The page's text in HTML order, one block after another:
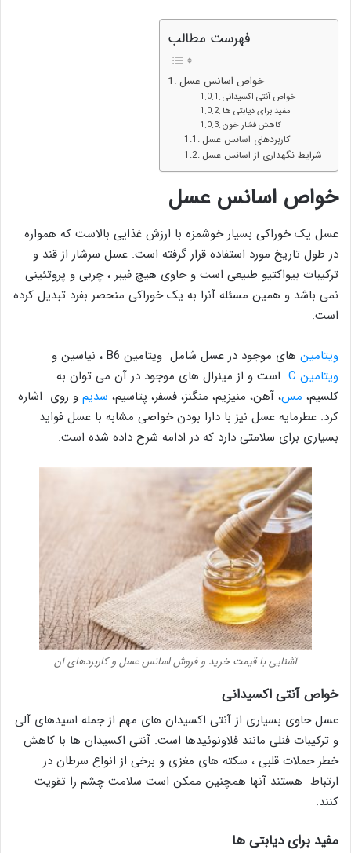
فهرست مطالب
خواص اسانس عسل
خواص آنتی اکسیدانی
مفید برای دیابتی ها
کاهش فشار خون
کاربردهای اسانس عسل
شرایط نگهداری از اسانس عسل
خواص اسانس عسل
عسل یک خوراکی بسیار خوشمزه با ارزش غذایی بالاست که همواره
در طول تاریخ مورد استفاده قرار گرفته است. عسل سرشار از قند و
ترکیبات بیواکتیو طبیعی است و حاوی هیچ فیبر ، چربی و پروتئینی
نمی باشد و همین مسئله آنرا به یک خوراکی منحصر بفرد تبدیل کرده
است.
ویتامین ‌ های موجود در عسل شامل ویتامین B6 ، نیاسین و
ویتامین C
است و از مینرال های موجود در آن می توان به
کلسیم، مس، آهن، منیزیم، منگنز، فسفر، پتاسیم، سدیم و روی اشاره
کرد. عطرمایه عسل نیز با دارا بودن خواصی مشابه با عسل فواید
بسیاری برای سلامتی دارد که در ادامه شرح داده شده است.
آشنایی با قیمت خرید و فروش اسانس عسل و کاربردهای آن
خواص آنتی اکسیدانی
عسل حاوی بسیاری از آنتی اکسیدان های مهم از جمله اسیدهای آلی
و ترکیبات فنلی مانند فلاونوئیدها است. آنتی اکسیدان ها با کاهش
خطر حملات قلبی ، سکته های مغزی و برخی از انواع سرطان در
ارتباط هستند آنها همچنین ممکن است سلامت چشم را تقویت
کنند.
مفید برای دیابتی ها